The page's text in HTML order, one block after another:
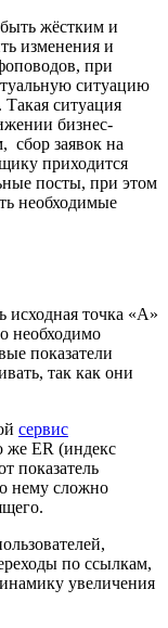
жёстким и
изменения и
при
ситуацию
Такая ситуация
бизнес-
сбор заявок на
приходится
посты, при этом
необходимые
исходная точка «А»
необходимо
показатели
так как они
сервис
же ER (индекс
показатель
нему сложно
по ссылкам,
увеличения